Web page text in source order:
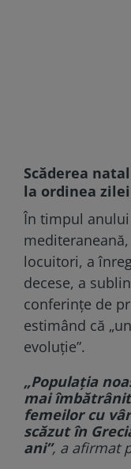
Scăderea
la ordinea zilei
În timpul anului
locuitori, a
decese, a
conferinţe de
estimând că
evoluţie”.
„Populaţia
mai
femeilor cu
scăzut în
ani”, a afirmat